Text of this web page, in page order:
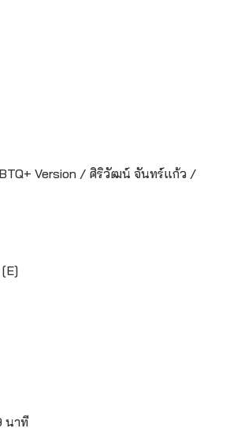
Version / ศิริวัฒน์ จันทร์แก้ว /
นาที